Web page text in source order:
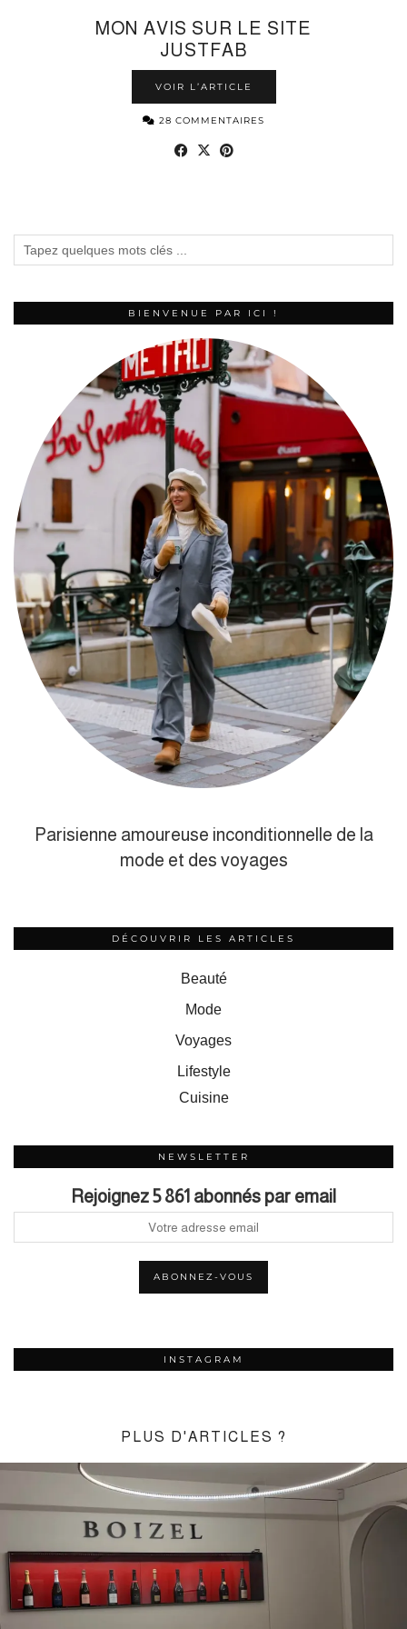
MON AVIS SUR LE SITE
JUSTFAB
VOIR L’ARTICLE
28 COMMENTAIRES
BIENVENUE PAR ICI !
Parisienne amoureuse inconditionnelle de la
mode et des voyages
DÉCOUVRIR LES ARTICLES
Beauté
Mode
Voyages
Lifestyle
Cuisine
NEWSLETTER
Rejoignez 5 861 abonnés par email
INSTAGRAM
PLUS D'ARTICLES ?